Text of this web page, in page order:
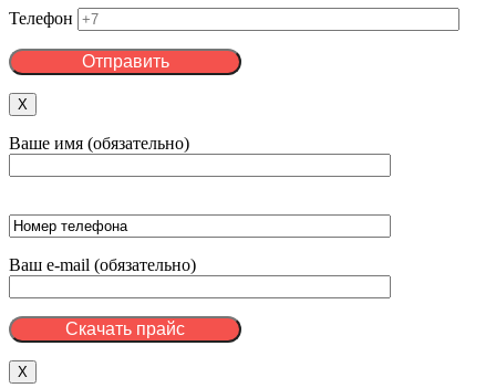
Телефон
X
Ваше имя (обязательно)
Ваш e-mail (обязательно)
X